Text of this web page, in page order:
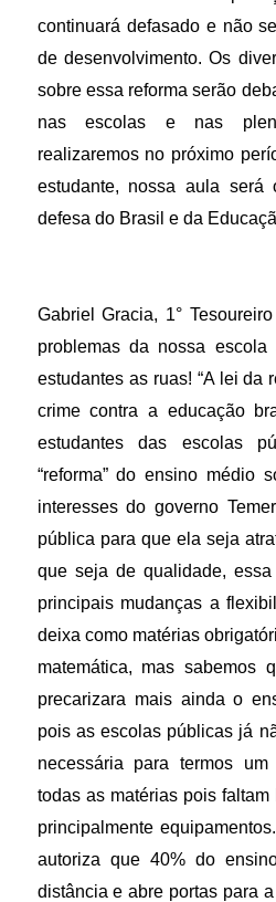
continuará defasado e não
de desenvolvimento. Os
sobre essa reforma serão
nas escolas e nas
realizaremos no próximo
estudante, nossa aula será
defesa do Brasil e da
Gabriel Gracia, 1°
problemas da nossa
estudantes as ruas! “A lei da
crime contra a educação
estudantes das escolas
“reforma” do ensino médio
interesses do governo
pública para que ela seja
que seja de qualidade,
principais mudanças a
deixa como matérias
matemática, mas sabemos
precarizara mais ainda o
pois as escolas públicas já
necessária para termos
todas as matérias pois
principalmente
autoriza que 40% do
distância e abre portas para